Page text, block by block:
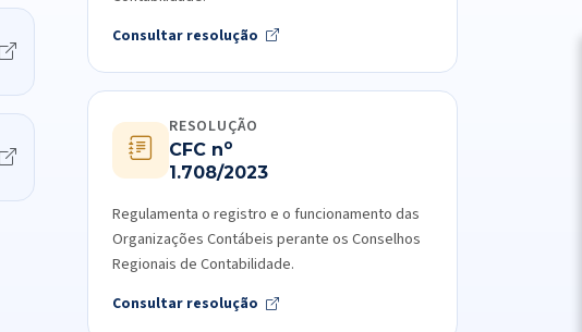
Consultar resolução
RESOLUÇÃO
CFC no
1.708/2023
Regulamenta o registro e o funcionamento das
Organizações Contábeis perante os Conselhos
Regionais de Contabilidade.
Consultar resolução